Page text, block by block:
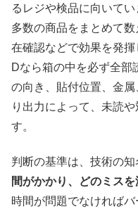
るレジや検品に向いて
多数の商品をまとめて
在確認などで効果を発
Dなら箱の中を必ず全部
の向き、貼付位置、金
り出力によって、未読
す。
判断の基準は、技術の知
間がかかり、どのミス
時間が問題でなければ